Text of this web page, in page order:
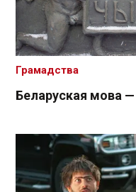
Беларуская мова
Грамадства